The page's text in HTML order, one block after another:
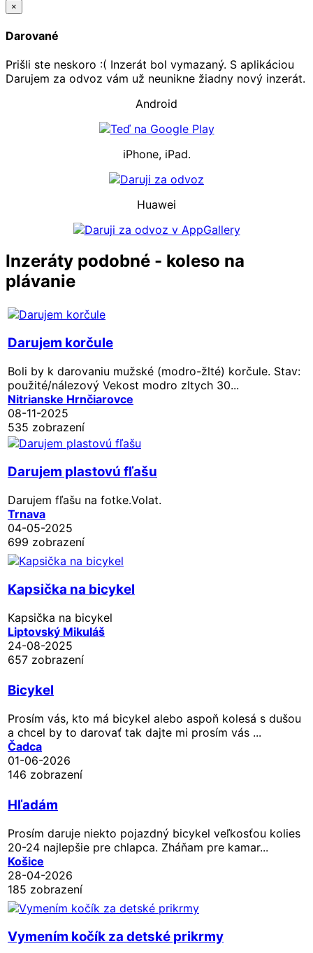
×
Darované
Prišli ste neskoro :( Inzerát bol vymazaný. S aplikáciou
Darujem za odvoz vám už neunikne žiadny nový inzerát.
Android
iPhone, iPad.
Huawei
Inzeráty podobné - koleso na
plávanie
Darujem korčule
Boli by k darovaniu mužské (modro-žlté) korčule. Stav:
použité/nálezový Vekost modro zltych 30...
Nitrianske Hrnčiarovce
08-11-2025
535 zobrazení
Darujem plastovú fľašu
Darujem fľašu na fotke.Volat.
Trnava
04-05-2025
699 zobrazení
Kapsička na bicykel
Kapsička na bicykel
Liptovský Mikuláš
24-08-2025
657 zobrazení
Bicykel
Prosím vás, kto má bicykel alebo aspoň kolesá s dušou
a chcel by to darovať tak dajte mi prosím vás ...
Čadca
01-06-2026
146 zobrazení
Hľadám
Prosím daruje niekto pojazdný bicykel veľkosťou kolies
20-24 najlepšie pre chlapca. Zháňam pre kamar...
Košice
28-04-2026
185 zobrazení
Vymením kočík za detské prikrmy